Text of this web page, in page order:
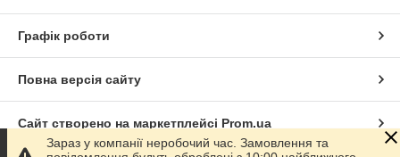
Графік роботи
Повна версія сайту
Сайт створено на маркетплейсі Prom.ua
Зараз у компанії неробочий час. Замовлення та